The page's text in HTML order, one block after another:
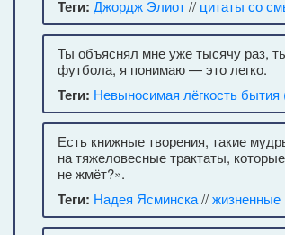
Теги: Джордж Элиот// цитаты со
Ты объяснял мне уже тысячу раз,
футбола, я понимаю — это легко.
Теги: Невыносимая лёгкость бытия
Есть книжные творения, такие
на тяжеловесные трактаты,
не жмёт?».
Теги: Надея Ясминска//жизненные